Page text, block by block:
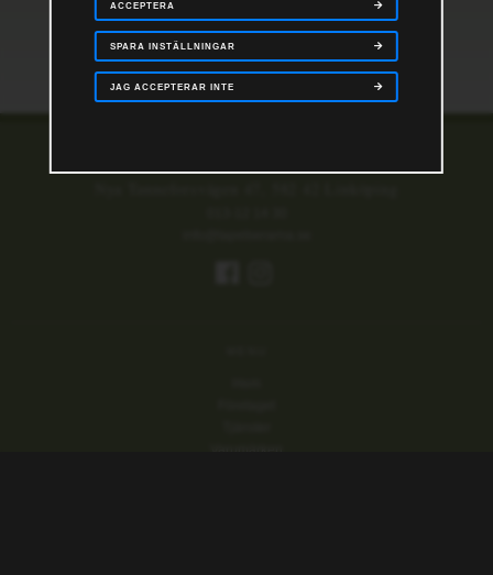
JAG ACCEPTERAR INTE
SPARA INSTÄLLNINGAR
ACCEPTERA